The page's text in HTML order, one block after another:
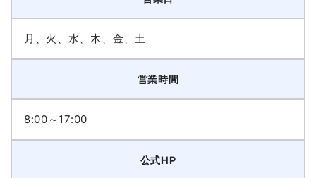
月、火、水、木、金、土
営業時間
8:00～17:00
公式HP